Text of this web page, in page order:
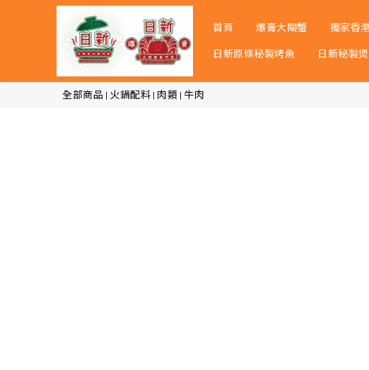
首頁 爆膏大閘蟹 獨家香
日新原條秘製烤魚 日新秘製
全部商品 | 火鍋配料 | 肉類 | 牛肉